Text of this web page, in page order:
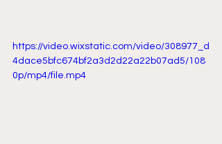
https://video.wixstatic.com/video/308977_d
4dace5bfc674bf2a3d2d22a22b07ad5/108
0p/mp4/file.mp4